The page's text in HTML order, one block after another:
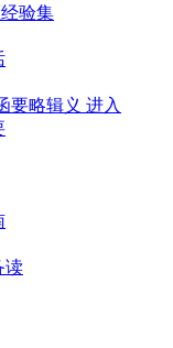
验集
要略辑义 进入
读